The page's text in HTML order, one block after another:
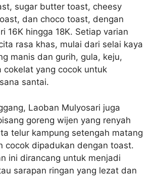
sugar butter toast, cheesy
dan choco toast, dengan
16K hingga 18K. Setiap varian
rasa khas, mulai dari selai kaya
manis dan gurih, gula, keju,
cokelat yang cocok untuk
santai.
Laoban Mulyosari juga
goreng wijen yang renyah
telur kampung setengah matang
cocok dipadukan dengan toast.
ini dirancang untuk menjadi
sarapan ringan yang lezat dan